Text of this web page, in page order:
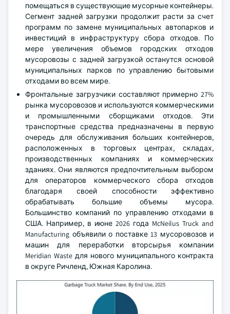
помещаться в существующие мусорные контейнеры.
Сегмент задней загрузки продолжит расти за счет
программ по замене муниципальных автопарков и
инвестиций в инфраструктуру сбора отходов. По
мере увеличения объемов городских отходов
мусоровозы с задней загрузкой останутся основой
муниципальных парков по управлению бытовыми
отходами во всем мире.
Фронтальные загрузчики составляют примерно 27%
рынка мусоровозов и используются коммерческими
и промышленными сборщиками отходов. Эти
транспортные средства предназначены в первую
очередь для обслуживания больших контейнеров,
расположенных в торговых центрах, складах,
производственных компаниях и коммерческих
зданиях. Они являются предпочтительным выбором
для операторов коммерческого сбора отходов
благодаря своей способности эффективно
обрабатывать большие объемы мусора.
Большинство компаний по управлению отходами в
США. Например, в июне 2026 года McNeilus Truck and
Manufacturing объявили о поставке 13 мусоровозов и
машин для переработки вторсырья компании
Meridian Waste для нового муниципального контракта
в округе Ричленд, Южная Каролина.